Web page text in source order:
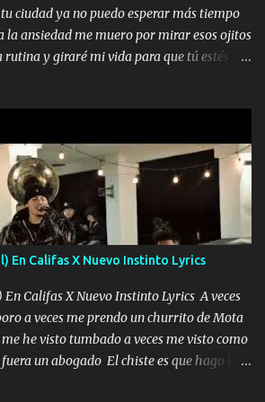
ciudad ya no puedo esperar más tiempo
la ansiedad me muero por mirar esos ojitos
rutina y giraré mi vida para que tú estés en
🔒 del amor ❤️ Música Mil y un besos
tu ciudad no habrá quien lo detenga si las
a un lugar y cerremos las puertas
va incrementado el Fuego en esa
el reloj Única por donde vas me curas
silueta no hay otra que te sea igual te ves
que me tientas Aquí estoy no dejaré que se
solo yo tendre el candado 🔒 del a...
En Califas X Nuevo Instinto Lyrics
En Califas X Nuevo Instinto Lyrics A veces
a veces me prendo un churrito de Mota
he visto tumbado a veces me visto como
un abogado El chiste es que hago lo